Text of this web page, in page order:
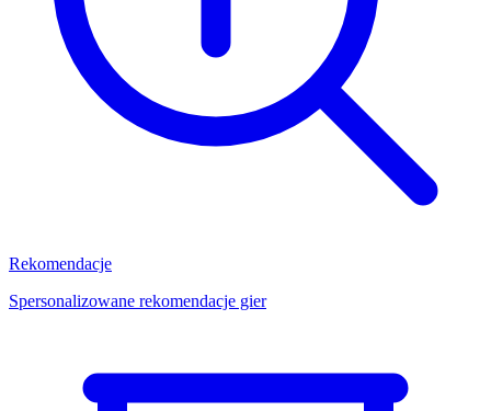
Rekomendacje
Spersonalizowane rekomendacje gier